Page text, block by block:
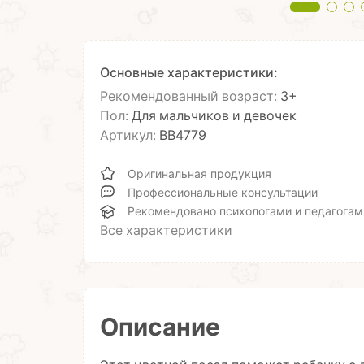
Основные характеристики:
Рекомендованный возраст: 3+
Пол: Для мальчиков и девочек
Артикул: ВВ4779
Оригинальная продукция
Профессиональные консультации
Рекомендовано психологами и
Все характеристики
Описание